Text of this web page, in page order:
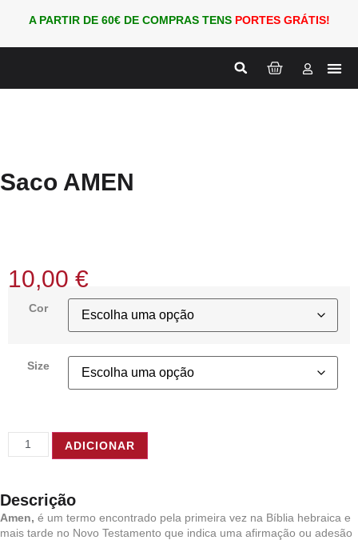
A PARTIR DE 60€ DE COMPRAS TENS PORTES GRÁTIS!
Saco AMEN
10,00 €
Cor
Size
ADICIONAR
Descrição
Amen, é um termo encontrado pela primeira vez na Bíblia hebraica e
mais tarde no Novo Testamento que indica uma afirmação ou adesão